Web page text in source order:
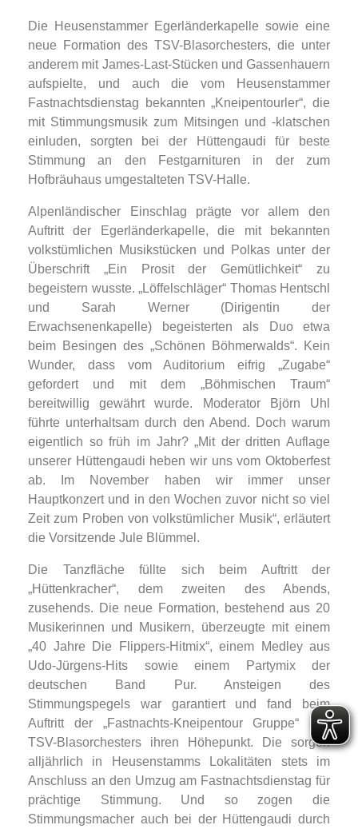
Die Heusenstammer Egerländerkapelle sowie eine
neue Formation des TSV-Blasorchesters, die unter
anderem mit James-Last-Stücken und Gassenhauern
aufspielte, und auch die vom Heusenstammer
Fastnachtsdienstag bekannten „Kneipentourler“, die
mit Stimmungsmusik zum Mitsingen und -klatschen
einluden, sorgten bei der Hüttengaudi für beste
Stimmung an den Festgarnituren in der zum
Hofbräuhaus umgestalteten TSV-Halle.
Alpenländischer Einschlag prägte vor allem den
Auftritt der Egerländerkapelle, die mit bekannten
volkstümlichen Musikstücken und Polkas unter der
Überschrift „Ein Prosit der Gemütlichkeit“ zu
begeistern wusste. „Löffelschläger“ Thomas Hentschl
und Sarah Werner (Dirigentin der
Erwachsenenkapelle) begeisterten als Duo etwa
beim Besingen des „Schönen Böhmerwalds“. Kein
Wunder, dass vom Auditorium eifrig „Zugabe“
gefordert und mit dem „Böhmischen Traum“
bereitwillig gewährt wurde. Moderator Björn Uhl
führte unterhaltsam durch den Abend. Doch warum
eigentlich so früh im Jahr? „Mit der dritten Auflage
unserer Hüttengaudi heben wir uns vom Oktoberfest
ab. Im November haben wir immer unser
Hauptkonzert und in den Wochen zuvor nicht so viel
Zeit zum Proben von volkstümlicher Musik“, erläutert
die Vorsitzende Jule Blümmel.
Die Tanzfläche füllte sich beim Auftritt der
„Hüttenkracher“, dem zweiten des Abends,
zusehends. Die neue Formation, bestehend aus 20
Musikerinnen und Musikern, überzeugte mit einem
„40 Jahre Die Flippers-Hitmix“, einem Medley aus
Udo-Jürgens-Hits sowie einem Partymix der
deutschen Band Pur. Ansteigen des
Stimmungspegels war garantiert und fand beim
Auftritt der „Fastnachts-Kneipentour Gruppe“ des
TSV-Blasorchesters ihren Höhepunkt. Die sorgen
alljährlich in Heusenstamms Lokalitäten stets im
Anschluss an den Umzug am Fastnachtsdienstag für
prächtige Stimmung. Und so zogen die
Stimmungsmacher auch bei der Hüttengaudi durch